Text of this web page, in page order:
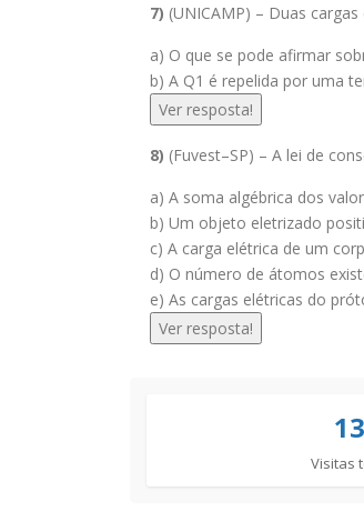
7) (UNICAMP) – Duas
a) O que se pode afirmar
b) A Q1 é repelida por uma
Ver resposta!
8) (Fuvest–SP) – A lei de
a) A soma algébrica dos
b) Um objeto eletrizado
c) A carga elétrica de um
d) O número de átomos
e) As cargas elétricas do
Ver resposta!
Visitas